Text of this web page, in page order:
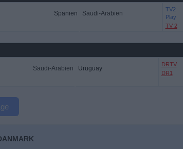
Spanien Saudi-Arabien
TV2
Play
TV 2
Saudi-Arabien Uruguay
DRTV
DR1